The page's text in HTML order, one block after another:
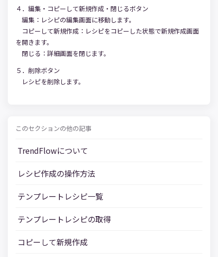
このセクションの他の記事
TrendFlowについて
レシピ作成の操作方法
テンプレートレシピ一覧
テンプレートレシピの取得
コピーして新規作成
４．編集・コピーして新規作成・閉じるボタン
編集：レシピの編集画面に移動します。
コピーして新規作成：レシピをコピーした状態で新規作成画面
を開きます。
閉じる：詳細画面を閉じます。
５．削除ボタン
レシピを削除します。